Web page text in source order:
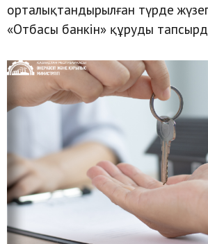
орталықтандырылған түрде
«Отбасы банкін» құруды